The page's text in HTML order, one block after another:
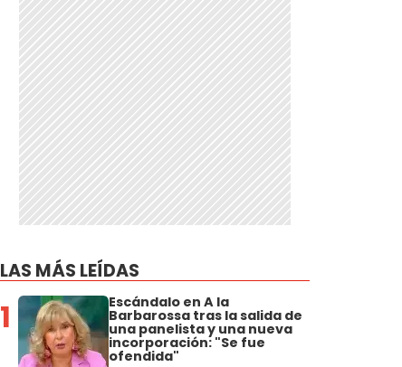
LAS MÁS LEÍDAS
1 Escándalo en A la
Barbarossa tras la salida de
una panelista y una nueva
incorporación: "Se fue
ofendida"